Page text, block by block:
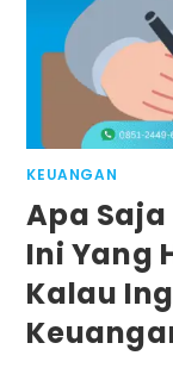
KEUANGAN
Apa
Ini Yang
Kalau